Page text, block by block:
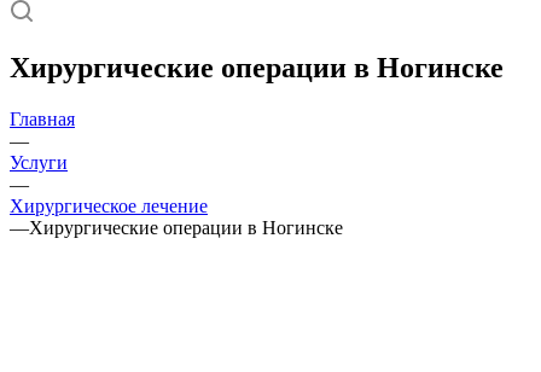
Хирургические операции в Ногинске
Главная
—
Услуги
—
Хирургическое лечение
—Хирургические операции в Ногинске